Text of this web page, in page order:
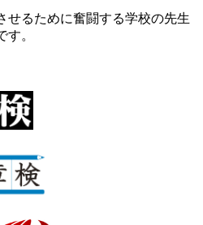
せるために奮闘する学校の先生
。